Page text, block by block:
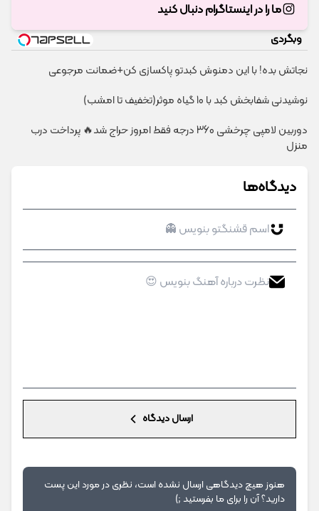
ما را در اینستاگرام دنبال کنید
وبگردی
نجاتش بده! با این دمنوش کبدتو پاکسازی کن+ضمانت مرجوعی
نوشیدنی شفابخش کبد با 10 گیاه موثر(تخفیف تا امشب)
دوربین لامپی چرخشی 360 درجه فقط امروز حراج شد🔥 پرداخت درب
منزل
دیدگاه‌ها
ارسال دیدگاه
هنوز هیچ دیدگاهی ارسال نشده است، نظری در مورد این پست
دارید؟ آن را برای ما بفرستید ;)